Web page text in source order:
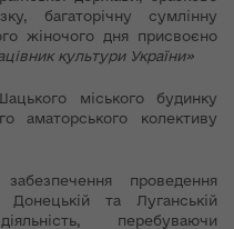
багаторічну сумлінну
жіночого дня присвоєно
культури України»
міського будинку
аматорського колективу
проведення
Донецькій та Луганській
перебуваючи